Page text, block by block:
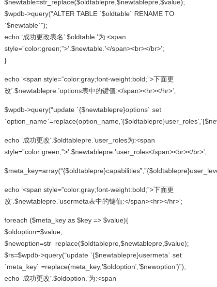
$newtable=str_replace($oldtablepre,$newtablepre,$value);
$wpdb->query(“ALTER TABLE `$oldtable` RENAME TO
`$newtable`”);
echo ‘成功更改表名’.$oldtable.’为:<span
style=”color:green;”>’.$newtable.'</span><br></br>’;
}
echo ‘<span style=”color:gray;font-weight:bold;”>下面更
改’.$newtablepre.’options表中的键值:</span><hr></hr>’;
$wpdb->query(“update `{$newtablepre}options` set
echo ‘成功更改’.$oldtablepre.’user_roles为:<span
style=”color:green;”>’.$newtablepre.’user_roles</span><br></br>’;
echo ‘<span style=”color:gray;font-weight:bold;”>下面更
改’.$newtablepre.’usermeta表中的键值:</span><hr></hr>’;
foreach ($meta_key as $key => $value){
$oldoption=$value;
$newoption=str_replace($oldtablepre,$newtablepre,$value);
$rs=$wpdb->query(“update `{$newtablepre}usermeta` set
`meta_key` =replace(meta_key,’$oldoption’,’$newoption’)”);
echo ‘成功更改’.$oldoption.’为:<span